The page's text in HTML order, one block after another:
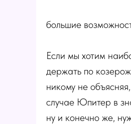
большие
Если мы хотим
держать по
никому не
случае Юпитер в
ну и конечно же,